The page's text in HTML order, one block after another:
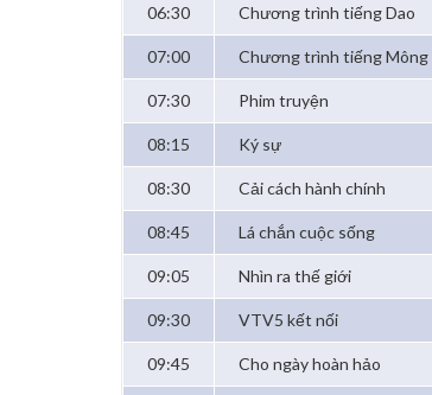
06:30 Chương trình tiếng Dao
07:00 Chương trình tiếng Mông
07:30 Phim truyện
08:15 Ký sự
08:30 Cải cách hành chính
08:45 Lá chắn cuộc sống
09:05 Nhìn ra thế giới
09:30 VTV5 kết nối
09:45 Cho ngày hoàn hảo